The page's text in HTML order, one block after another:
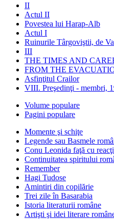
II
Actul II
Povestea lui Harap-Alb
Actul I
Ruinurile Târgoviştii, de
III
THE TIMES AND
FROM THE
Asfinţitul Crailor
VIII. Preşedinţi - membri,
Volume populare
Pagini populare
Momente şi schiţe
Legende sau Basmele
Conu Leonida faţă cu
Continuitatea spiritului
Remember
Hagi Tudose
Amintiri din copilărie
Trei zile în Basarabia
Istoria literaturii române
Artişti şi idei literare